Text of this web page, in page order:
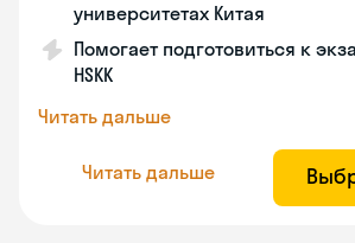
университетах Китая
Помогает подготовиться к
HSKK
Читать дальше
Читать дальше